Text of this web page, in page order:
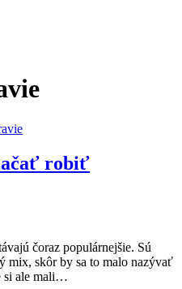
robiť
čoraz populárnejšie. Sú
mix, skôr by sa to malo nazývať
si ale mali…